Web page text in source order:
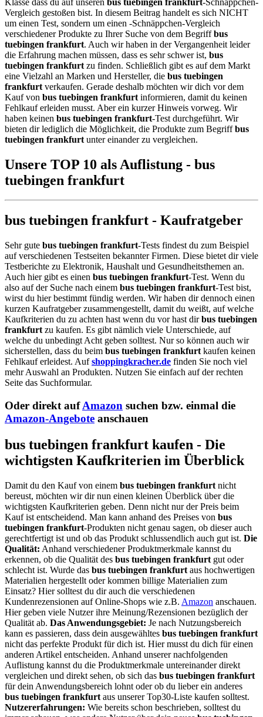
Vergleich gestoßen bist. In diesem Beitrag handelt es sich NICHT
um einen Test, sondern um einen -Schnäppchen-Vergleich
verschiedener Produkte zu Ihrer Suche von dem Begriffbus
tuebingen frankfurt. Auch wir haben in der Vergangenheit leider
die Erfahrung machen müssen, dass es sehr schwer ist, bus
tuebingen frankfurt zu finden. Schließlich gibt es auf dem Markt
eine Vielzahl an Marken und Hersteller, die bus tuebingen
frankfurt verkaufen. Gerade deshalb möchten wir dich vor dem
Kauf von bus tuebingen frankfurt informieren, damit du keinen
Fehlkauf erleiden musst. Aber ein kurzer Hinweis vorweg. Wir
haben keinen bus tuebingen frankfurt-Test durchgeführt. Wir
bieten dir lediglich die Möglichkeit, die Produkte zum Begriffbus
tuebingen frankfurt unter einander zu vergleichen.
Unsere TOP 10 als Auflistung - bus
tuebingen frankfurt
bus tuebingen frankfurt - Kaufratgeber
Sehr gute bus tuebingen frankfurt-Tests findest du zum Beispiel
auf verschiedenen Testseiten bekannter Firmen. Diese bietet dir viele
Testberichte zu Elektronik, Haushalt und Gesundheitsthemen an.
Auch hier gibt es einen bus tuebingen frankfurt-Test. Wenn du
also auf der Suche nach einem bus tuebingen frankfurt-Test bist,
wirst du hier bestimmt fündig werden. Wir haben dir dennoch einen
kurzen Kaufratgeber zusammengestellt, damit du weißt, auf welche
Kaufkriterien du zu achten hast wenn du vor hast dirbus tuebingen
frankfurt zu kaufen. Es gibt nämlich viele Unterschiede, auf
welche du unbedingt Acht geben solltest. Nur so können auch wir
sicherstellen, dass du beim bus tuebingen frankfurt kaufen keinen
Fehlkauf erleidest. Aufshoppingkracher.de finden Sie noch viel
mehr Auswahl an Produkten. Nutzen Sie einfach auf der rechten
Seite das Suchformular.
Oder direkt aufAmazon suchen bzw. einmal die
Amazon-Angebote anschauen
bus tuebingen frankfurt kaufen - Die
wichtigsten Kaufkriterien im Überblick
Damit du den Kauf von einem bus tuebingen frankfurt nicht
bereust, möchten wir dir nun einen kleinen Überblick über die
wichtigsten Kaufkriterien geben. Denn nicht nur der Preis beim
Kauf ist entscheidend. Man kann anhand des Preises von bus
tuebingen frankfurt-Produkten nicht genau sagen, ob dieser auch
gerechtfertigt ist und ob das Produkt schlussendlich auch gut ist. Die
Qualität: Anhand verschiedener Produktmerkmale kannst du
erkennen, ob die Qualität des bus tuebingen frankfurt gut oder
schlecht ist. Wurde das bus tuebingen frankfurt aus hochwertigen
Materialien hergestellt oder kommen billige Materialien zum
Einsatz? Hier solltest du dir auch die verschiedenen
Kundenrezensionen auf Online-Shops wie z.B. Amazon anschauen.
Hier geben viele Nutzer ihre Meinung/Rezensionen bezüglich der
Qualität ab. Das Anwendungsgebiet: Je nach Nutzungsbereich
kann es passieren, dass dein ausgewähltes bus tuebingen frankfurt
nicht das perfekte Produkt für dich ist. Hier musst du dich für einen
anderen Artikel entscheiden. Anhand unserer nachfolgenden
Auflistung kannst du die Produktmerkmale untereinander direkt
vergleichen und direkt sehen, ob sich das bus tuebingen frankfurt
für dein Anwendungsbereich lohnt oder ob du lieber ein anderes
bus tuebingen frankfurt aus unserer Top30-Liste kaufen solltest.
Nutzererfahrungen: Wie bereits schon beschrieben, solltest du